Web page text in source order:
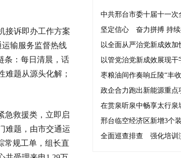
接诉即办工作方案
输服务监督热线
条：每日清晨，话
题从源头化解；
急救援类，立即启
难题，由市交通运
常规工单，组长直
中共邢台市委十届十一次
坚定信心 奋力拼搏 持续
以全面从严治党新成效加
以管党治党新成效展现干
枣粮油间作奏响丘陵“丰
政企合力跑出新能源重点
在赏泉听泉中畅享太行泉
邢台临空经济区新增3个
全面巡查排查 强化培训